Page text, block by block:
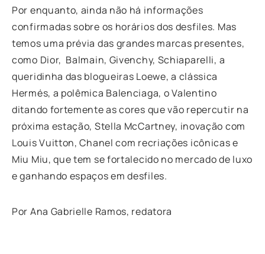
Por enquanto, ainda não há informações
confirmadas sobre os horários dos desfiles. Mas
temos uma prévia das grandes marcas presentes,
como Dior, Balmain, Givenchy, Schiaparelli, a
queridinha das blogueiras Loewe, a clássica
Hermés, a polêmica Balenciaga, o Valentino
ditando fortemente as cores que vão repercutir na
próxima estação, Stella McCartney, inovação com
Louis Vuitton, Chanel com recriações icônicas e
Miu Miu, que tem se fortalecido no mercado de luxo
e ganhando espaços em desfiles.
Por Ana Gabrielle Ramos, redatora